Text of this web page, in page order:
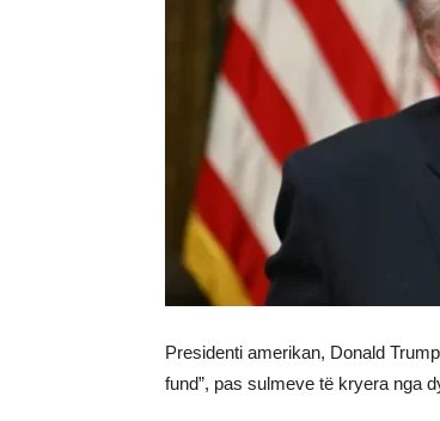
Presidenti amerikan, Donald
fund”, pas sulmeve të kryera nga